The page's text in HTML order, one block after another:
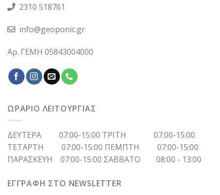
2310 518761
info@geoponic.gr
Αρ. ΓΕΜΗ 05843004000
ΩΡΑΡΙΟ ΛΕΙΤΟΥΡΓΙΑΣ
ΔΕΥΤΕΡΑ 07:00-15:00 ΤΡΙΤΗ 07:00-15:00
ΤΕΤΑΡΤΗ 07:00-15:00 ΠΕΜΠΤΗ 07:00-15:00
ΠΑΡΑΣΚΕΥΗ 07:00-15:00 ΣΑΒΒΑΤΟ 08:00 - 13:00
ΕΓΓΡΑΦΗ ΣΤΟ NEWSLETTER